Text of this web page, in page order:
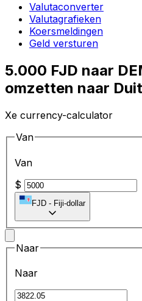
Valutaconverter
Valutagrafieken
Koersmeldingen
Geld versturen
5.000 FJD naar
omzetten naar
Xe currency-calculator
Van
Van
$
FJD - Fiji-dollar
Naar
Naar